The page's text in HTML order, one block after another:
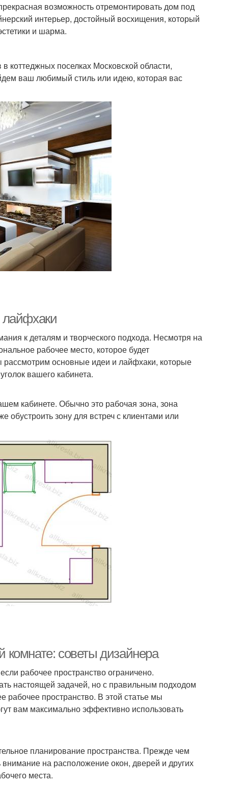
возможность отремонтировать дом под
интерьер, достойный восхищения, который
и шарма.
коттеджных поселках Московской области,
ваш любимый стиль или идею, которая вас
лайфхаки
к деталям и творческого подхода. Несмотря на
рабочее место, которое будет
рассмотрим основные идеи и лайфхаки, которые
вашего кабинета.
кабинете. Обычно это рабочая зона, зона
зону для встреч с клиентами или
комнате: советы дизайнера
рабочее пространство ограничено.
настоящей задачей, но с правильным подходом
пространство. В этой статье мы
вам максимально эффективно использовать
планирование пространства. Прежде чем
внимание на расположение окон, дверей и других
места.